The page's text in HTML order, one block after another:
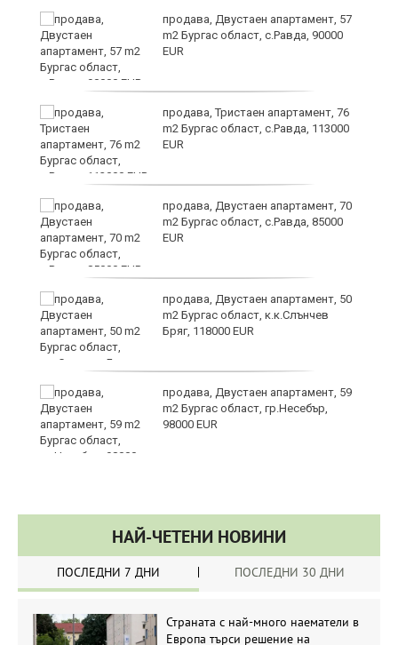
продава, Двустаен апартамент, 57
m2 Бургас област, с.Равда, 90000
EUR
продава, Тристаен апартамент, 76
m2 Бургас област, с.Равда, 113000
EUR
продава, Двустаен апартамент, 70
m2 Бургас област, с.Равда, 85000
EUR
продава, Двустаен апартамент, 50
m2 Бургас област, к.к.Слънчев
Бряг, 118000 EUR
продава, Двустаен апартамент, 59
m2 Бургас област, гр.Несебър,
98000 EUR
НАЙ-ЧЕТЕНИ НОВИНИ
ПОСЛЕДНИ 7 ДНИ ПОСЛЕДНИ 30 ДНИ
Страната с най-много наематели в
Европа търси решение на